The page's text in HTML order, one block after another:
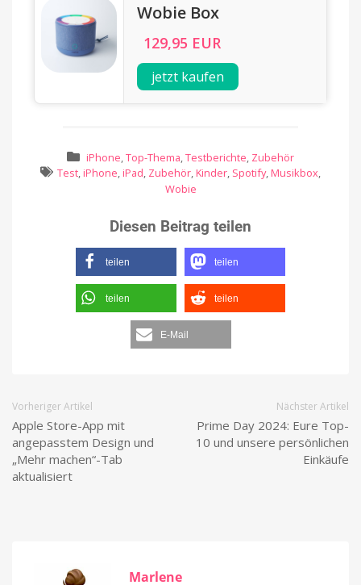
Wobie Box
129,95 EUR
jetzt kaufen
iPhone,Top-Thema,Testberichte, Zubehör
Test, iPhone, iPad, Zubehör, Kinder, Spotify, Musikbox,
Wobie
Diesen Beitrag teilen
teilen teilen
teilen teilen
E-Mail
Vorheriger Artikel
Apple Store-App mit
angepasstem Design und
„Mehr machen“-Tab
aktualisiert
Nächster Artikel
Prime Day 2024: Eure Top-
10 und unsere persönlichen
Einkäufe
Marlene